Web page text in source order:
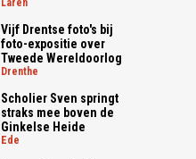
Vijf Drentse foto's bij
foto-expositie over
Tweede Wereldoorlog
drenthe
Scholier Sven springt
straks mee boven de
Ginkelse Heide
ede